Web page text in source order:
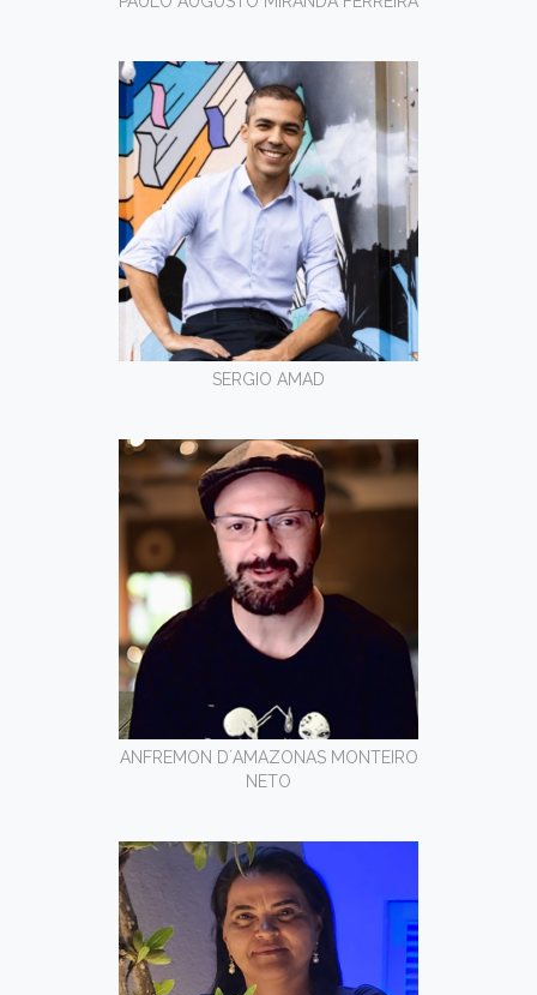
SERGIO AMAD
ANFREMON D´AMAZONAS MONTEIRO
NETO